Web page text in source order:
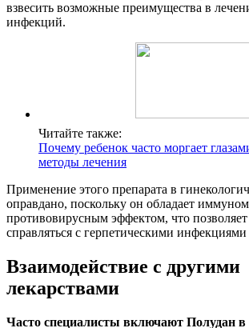
взвесить возможные преимущества в
инфекций.
Читайте также:
Почему ребенок часто моргает
методы лечения
Применение этого препарата в
оправдано, поскольку он обладает
противовирусным эффектом, что
справляться с герпетическими
Взаимодействие с другими
лекарствами
Часто специалисты включают Полудан